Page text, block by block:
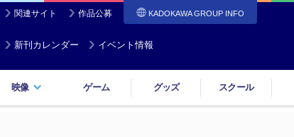
関連サイト 作品公募 KADOKAWA GROUP INFO
新刊カレンダー イベント情報
映像 ゲーム グッズ スクール